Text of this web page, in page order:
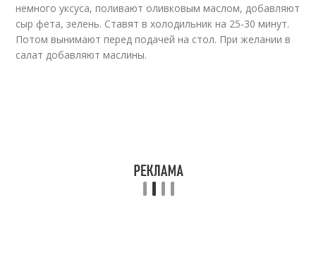
немного уксуса, поливают оливковым маслом, добавляют
сыр фета, зелень. Ставят в холодильник на 25-30 минут.
Потом вынимают перед подачей на стол. При желании в
салат добавляют маслины.